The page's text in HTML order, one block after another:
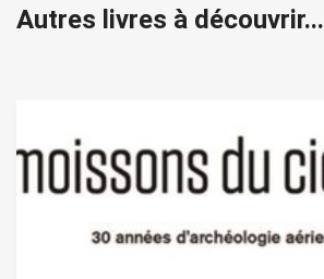
Autres livres à découvrir...